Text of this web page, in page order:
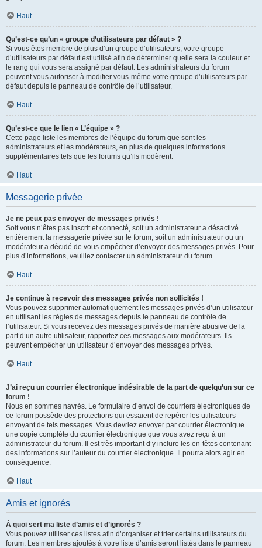
Haut
Qu’est-ce qu’un « groupe d’utilisateurs par défaut » ?
Si vous êtes membre de plus d’un groupe d’utilisateurs, votre groupe
d’utilisateurs par défaut est utilisé afin de déterminer quelle sera la couleur et
le rang qui vous sera assigné par défaut. Les administrateurs du forum
peuvent vous autoriser à modifier vous-même votre groupe d’utilisateurs par
défaut depuis le panneau de contrôle de l’utilisateur.
Haut
Qu’est-ce que le lien « L’équipe » ?
Cette page liste les membres de l’équipe du forum que sont les
administrateurs et les modérateurs, en plus de quelques informations
supplémentaires tels que les forums qu’ils modèrent.
Haut
Messagerie privée
Je ne peux pas envoyer de messages privés !
Soit vous n’êtes pas inscrit et connecté, soit un administrateur a désactivé
entièrement la messagerie privée sur le forum, soit un administrateur ou un
modérateur a décidé de vous empêcher d’envoyer des messages privés. Pour
plus d’informations, veuillez contacter un administrateur du forum.
Haut
Je continue à recevoir des messages privés non sollicités !
Vous pouvez supprimer automatiquement les messages privés d’un utilisateur
en utilisant les règles de messages depuis le panneau de contrôle de
l’utilisateur. Si vous recevez des messages privés de manière abusive de la
part d’un autre utilisateur, rapportez ces messages aux modérateurs. Ils
peuvent empêcher un utilisateur d’envoyer des messages privés.
Haut
J’ai reçu un courrier électronique indésirable de la part de quelqu’un sur ce
forum !
Nous en sommes navrés. Le formulaire d’envoi de courriers électroniques de
ce forum possède des protections qui essaient de repérer les utilisateurs
envoyant de tels messages. Vous devriez envoyer par courrier électronique
une copie complète du courrier électronique que vous avez reçu à un
administrateur du forum. Il est très important d’y inclure les en-têtes contenant
des informations sur l’auteur du courrier électronique. Il pourra alors agir en
conséquence.
Haut
Amis et ignorés
À quoi sert ma liste d’amis et d’ignorés ?
Vous pouvez utiliser ces listes afin d’organiser et trier certains utilisateurs du
forum. Les membres ajoutés à votre liste d’amis seront listés dans le panneau